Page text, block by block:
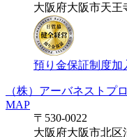
大阪府大阪市天王
預り金保証制度加
（株）アーバネストプ
MAP
〒530-0022
大阪府大阪市北区